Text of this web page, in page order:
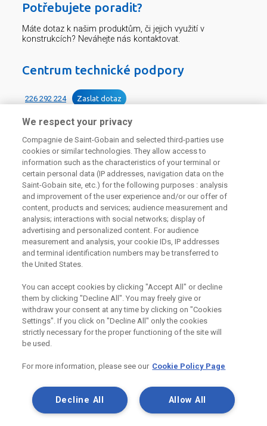
Potřebujete poradit?
Máte dotaz k našim produktům, či jejich využití v
konstrukcích? Neváhejte nás kontaktovat.
Centrum technické podpory
226 292 224 Zaslat dotaz
Odebírejte náš newsletter
Užitečné odkazy
Právní Podmínky
Souhlas se zpracováním osobních údajů a cookies
účelům
Saint-Gobain Construction Products
CZ a.s., IČ:25029673, se sídlem
00
We respect your privacy
Compagnie de Saint-Gobain and selected third-parties use
cookies or similar technologies. They allow access to
information such as the characteristics of your terminal or
certain personal data (IP addresses, navigation data on the
Saint-Gobain site, etc.) for the following purposes : analysis
and improvement of the user experience and/or our offer of
content, products and services; audience measurement and
analysis; interactions with social networks; display of
advertising and personalized content. For audience
measurement and analysis, your cookie IDs, IP addresses
and terminal identification numbers may be transferred to
the United States.
You can accept cookies by clicking "Accept All" or decline
them by clicking "Decline All". You may freely give or
withdraw your consent at any time by clicking on "Cookies
Settings". If you click on "Decline All" only the cookies
strictly necessary for the proper functioning of the site will
be used.
For more information, please see our Cookie Policy Page
Allow All
Decline All